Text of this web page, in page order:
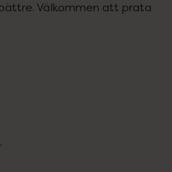
Välkommen att prata